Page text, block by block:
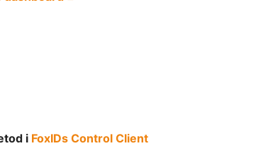
i FoxIDs Control Client